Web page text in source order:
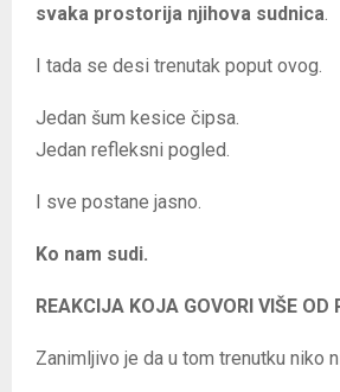
svaka prostorija njihova sudnica
I tada se desi trenutak poput ovog.
Jedan šum kesice čipsa.
Jedan refleksni pogled.
I sve postane jasno.
Ko nam sudi.
REAKCIJA KOJA GOVORI VIŠE OD
Zanimljivo je da u tom trenutku niko